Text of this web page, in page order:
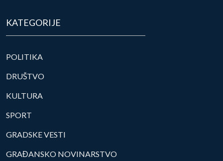
KATEGORIJE
POLITIKA
DRUŠTVO
KULTURA
SPORT
GRADSKE VESTI
GRAĐANSKO NOVINARSTVO